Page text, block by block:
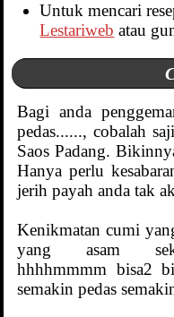
Untuk mencari
Lestariweb atau
Bagi anda
pedas......, cobalah
Saos Padang.
Hanya perlu
jerih payah anda tak
Kenikmatan cumi
yang asam
hhhhmmmm bisa2
semakin pedas